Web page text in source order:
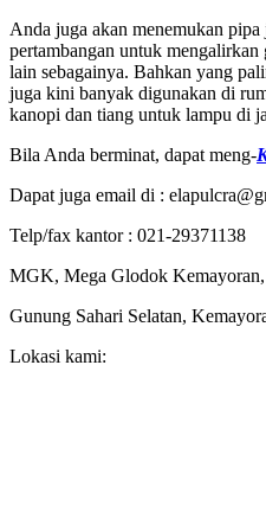
Anda juga akan menemukan
pertambangan untuk
lain sebagainya. Bahkan yang
juga kini banyak digunakan di
kanopi dan tiang untuk lampu di
Bila Anda berminat, dapat meng-
Dapat juga email di :
Telp/fax kantor : 021-29371138
MGK, Mega Glodok
Gunung Sahari Selatan,
Lokasi kami: